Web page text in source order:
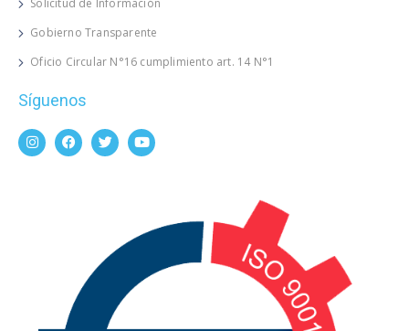
Gobierno Transparente
Oficio Circular N°16 cumplimiento art. 14 N°1
Síguenos